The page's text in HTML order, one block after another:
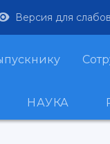
Версия для
НАУКА